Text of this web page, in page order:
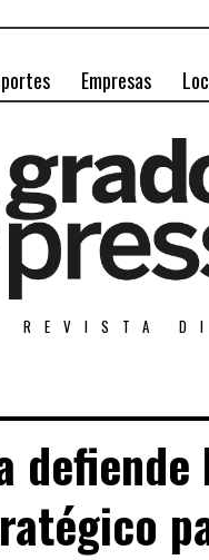
Empresas
REVISTA